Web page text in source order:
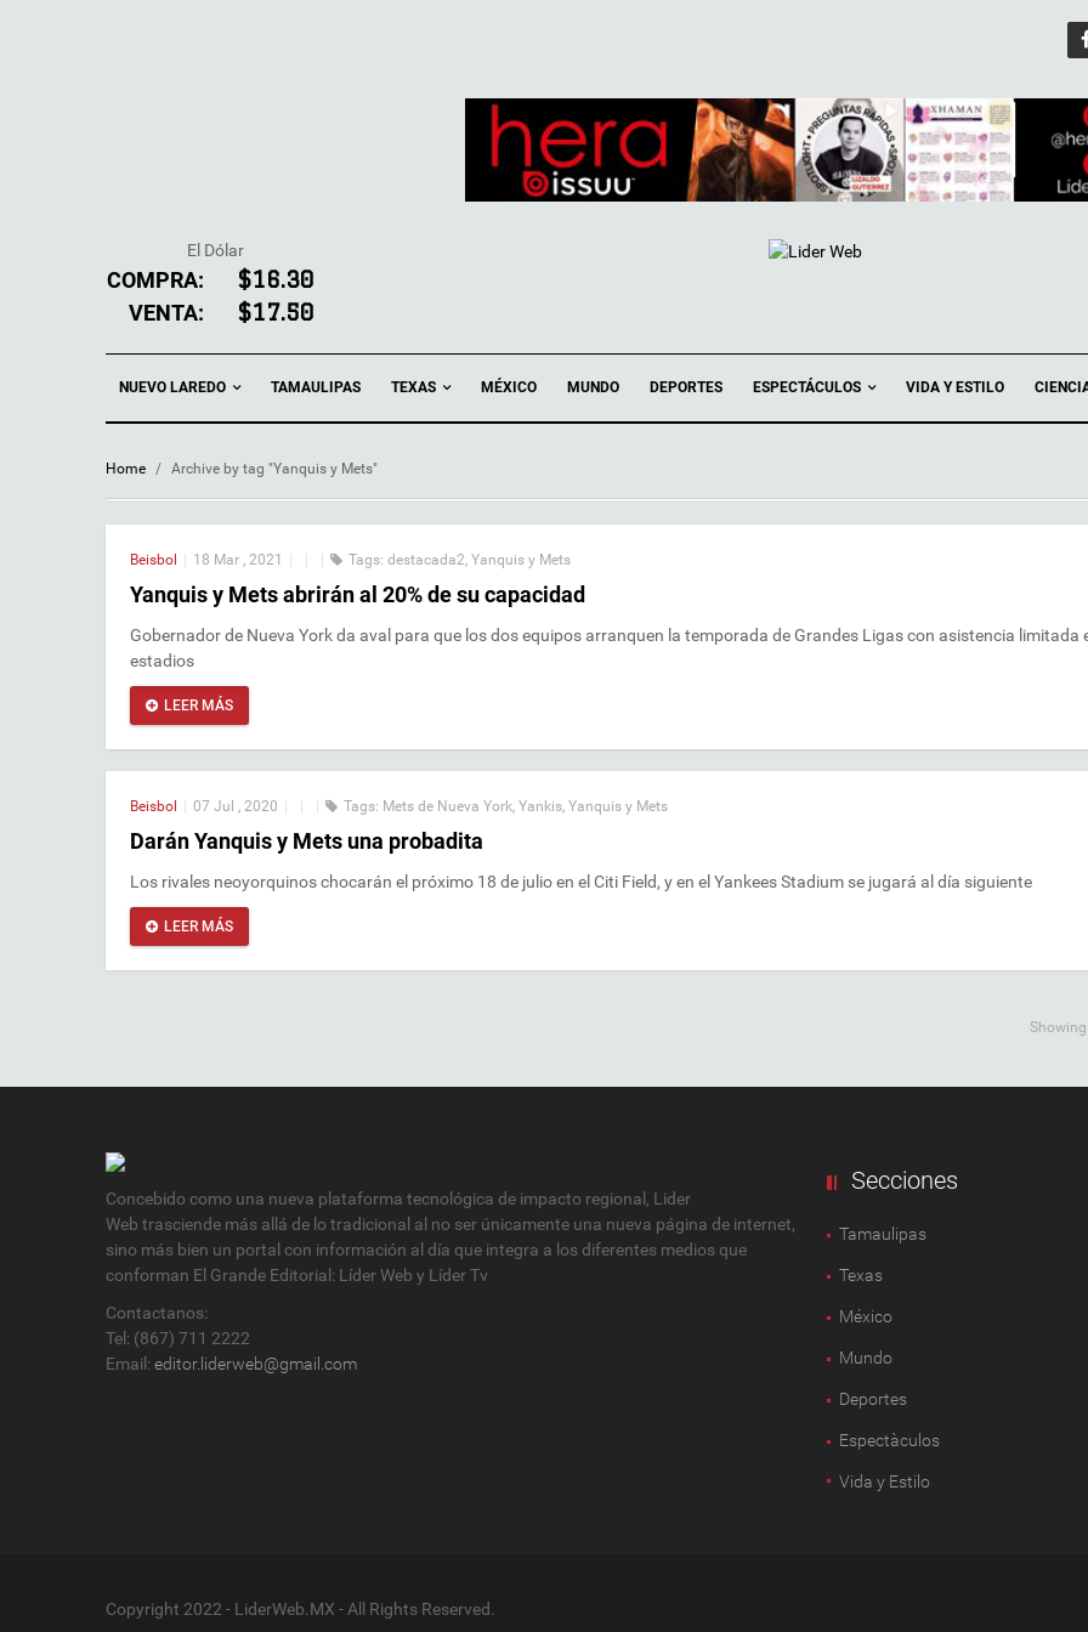
El Dólar
COMPRA: $16.30
VENTA: $17.50
NUEVO LAREDO TAMAULIPAS TEXAS MÉXICO MUNDO DEPORTES ESPECTÁCULOS VIDA Y ESTILO
Home / Archive by tag "Yanquis y Mets"
Beisbol 18 Mar , 2021 Tags: destacada2, Yanquis y Mets
Yanquis y Mets abrirán al 20% de su capacidad
Gobernador de Nueva York da aval para que los dos equipos arranquen la temporada de Grandes Ligas con asistencia limitada
estadios
LEER MÁS
Beisbol 07 Jul , 2020 Tags: Mets de Nueva York, Yankis, Yanquis y Mets
Darán Yanquis y Mets una probadita
Los rivales neoyorquinos chocarán el próximo 18 de julio en el Citi Field, y en el Yankees Stadium se jugará al día siguiente
LEER MÁS
Concebido como una nueva plataforma tecnológica de impacto regional, Lider
Web trasciende más allá de lo tradicional al no ser únicamente una nueva página de internet,
sino más bien un portal con información al día que integra a los diferentes medios que
conforman El Grande Editorial: Líder Web y Líder Tv
Contactanos:
Tel: (867) 711 2222
Email: editor.liderweb@gmail.com
Secciones
Tamaulipas
Texas
México
Mundo
Deportes
Espectàculos
Vida y Estilo
Copyright 2022 - LiderWeb.MX - All Rights Reserved.